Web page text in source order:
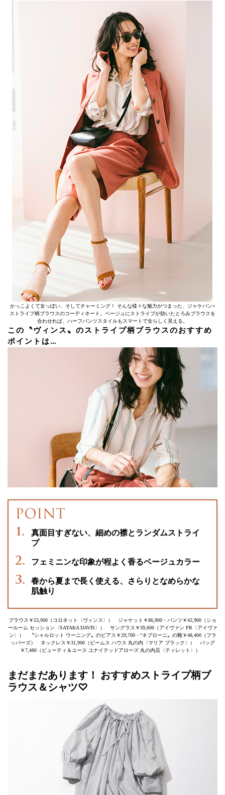
かっこよくて女っぽい、そしてチャーミング！ そんな様々な魅力がつまった、ジャケパン×
ストライプ柄ブラウスのコーディネート。ベージュにストライプが効いたとろみブラウスを
合わせれば、ハーフパンツスタイルもスマートで女らしく見える。
この〝ヴィンス〟のストライプ柄ブラウスのおすすめ
ポイントは…
真面目すぎない、細めの襟とランダムストライ
プ
フェミニンな印象が程よく香るベージュカラー
春から夏まで長く使える、さらりとなめらかな
肌触り
ブラウス￥53,900（コロネット〈ヴィンス〉） ジャケット￥86,900・パンツ￥42,900（ショ
ールーム セッション〈SAYAKA DAVIS〉） サングラス￥39,600（アイヴァン PR〈アイヴァ
ン〉） 〝シャルロット ウーニング〟のピアス￥29,700・″ネブローニ〟の靴￥48,400（フラ
ッパーズ） ネックレス￥31,900（ビームス ハウス 丸の内〈マリア ブラック〉） バッグ
￥7,480（ビューティ＆ユース ユナイテッドアローズ 丸の内店〈ティレット〉）
まだまだあります！ おすすめストライプ柄ブ
ラウス＆シャツ♡